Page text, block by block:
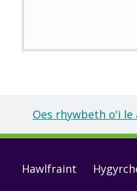
Oes rhywbeth o'i le
Footer
Hawlfraint